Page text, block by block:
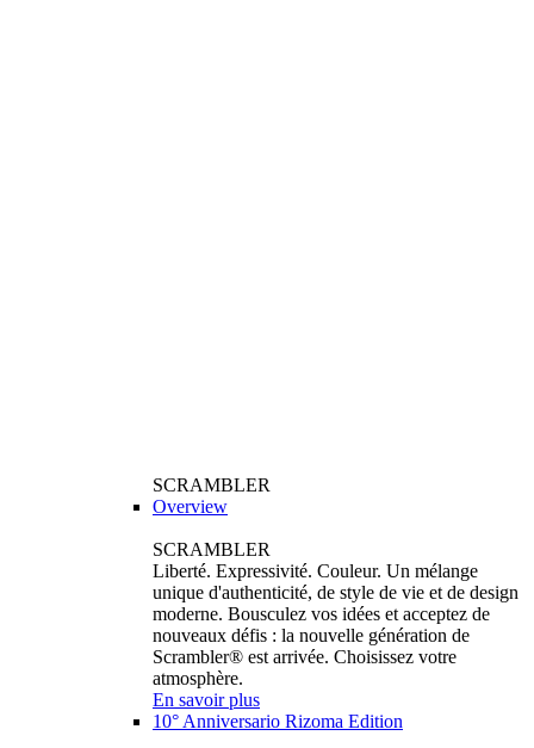
SCRAMBLER
Overview
SCRAMBLER
Liberté. Expressivité. Couleur. Un mélange
unique d'authenticité, de style de vie et de design
moderne. Bousculez vos idées et acceptez de
nouveaux défis : la nouvelle génération de
Scrambler® est arrivée. Choisissez votre
atmosphère.
En savoir plus
10° Anniversario Rizoma Edition